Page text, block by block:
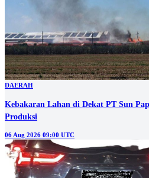
DAERAH
Kebakaran Lahan di Dekat PT Sun
Produksi
06 Aug 2026 09:00 UTC